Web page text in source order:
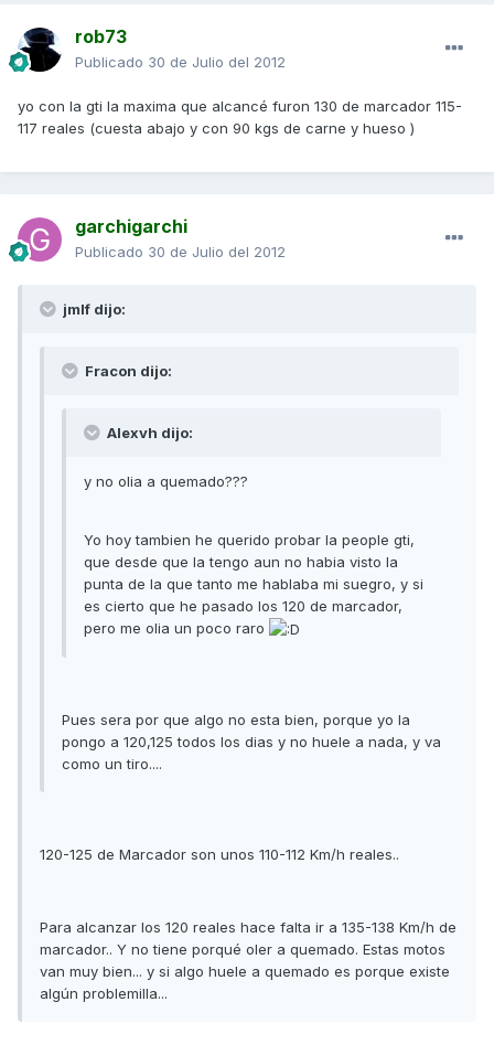
rob73
Publicado 30 de Julio del 2012
yo con la gti la maxima que alcancé furon 130 de marcador 115-
117 reales (cuesta abajo y con 90 kgs de carne y hueso )
garchigarchi
Publicado 30 de Julio del 2012
jmlf dijo:
Fracon dijo:
Alexvh dijo:
y no olia a quemado???
Yo hoy tambien he querido probar la people gti,
que desde que la tengo aun no habia visto la
punta de la que tanto me hablaba mi suegro, y si
es cierto que he pasado los 120 de marcador,
pero me olia un poco raro
Pues sera por que algo no esta bien, porque yo la
pongo a 120,125 todos los dias y no huele a nada, y va
como un tiro....
120-125 de Marcador son unos 110-112 Km/h reales..
Para alcanzar los 120 reales hace falta ir a 135-138 Km/h de
marcador.. Y no tiene porqué oler a quemado. Estas motos
van muy bien... y si algo huele a quemado es porque existe
algún problemilla...